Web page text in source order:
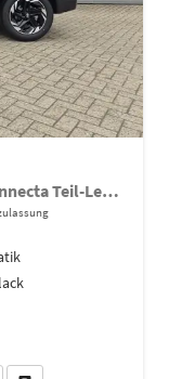
1.3 DIG-T MHEV 158 PS X-Tronic N-Connecta Teil-Leder PanoGlasdach Klimaautomatik Sitzheizung Lenkradheizung Navi ACC PDC v+h 360°Kamera DAB Bluetooth Touchscreen Apple CarPlay Android Auto 18"LM